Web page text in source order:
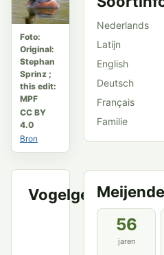
Foto:
Original:
Stephan
Sprinz ;
this edit:
MPF
CC BY
4.0
Bron
VogelgeluidVWG
Meijendel
en
openbare
Nederlands
Latijn
English
Deutsch
Français
Familie
56
jaren